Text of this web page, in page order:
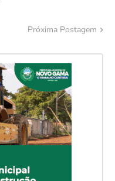
Próxima Postagem